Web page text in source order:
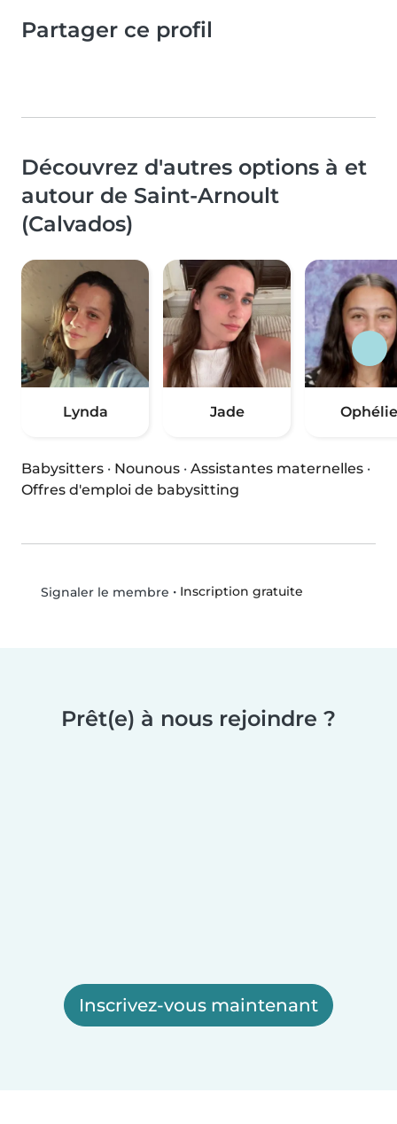
Partager ce profil
Découvrez d'autres options à et
autour de Saint-Arnoult
(Calvados)
Lynda Jade Ophélie
Babysitters · Nounous · Assistantes maternelles ·
Offres d'emploi de babysitting
Signaler le membre • Inscription gratuite
Prêt(e) à nous rejoindre ?
Inscrivez-vous maintenant